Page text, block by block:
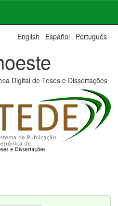
English Español Português
Digital de Teses e Dissertações